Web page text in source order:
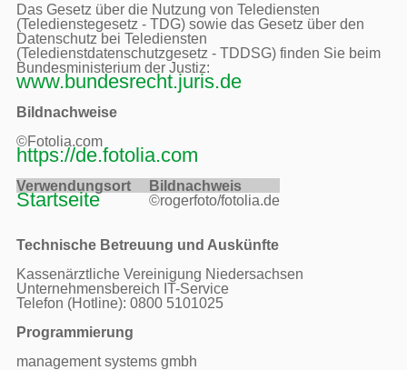
Das Gesetz über die Nutzung von Telediensten
(Teledienstegesetz - TDG) sowie das Gesetz über den
Datenschutz bei Telediensten
(Teledienstdatenschutzgesetz - TDDSG) finden Sie beim
www.bundesrecht.juris.de
Bildnachweise
https://de.fotolia.com
Verwendungsort Bildnachweis
Startseite ©rogerfoto/fotolia.de
Technische Betreuung und Auskünfte
Kassenärztliche Vereinigung Niedersachsen
Unternehmensbereich IT-Service
Telefon (Hotline): 0800 5101025
Programmierung
management systems gmbh